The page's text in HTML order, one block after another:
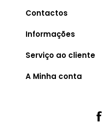
Contactos
Informações
Serviço ao cliente
A Minha conta